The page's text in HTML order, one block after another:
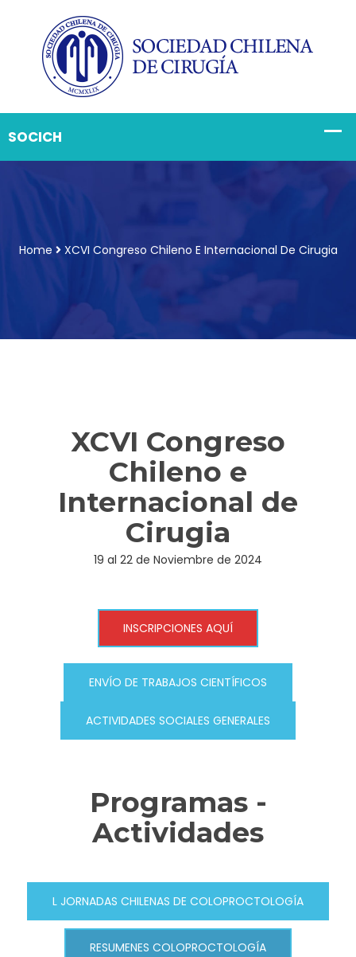
Home XCVI Congreso Chileno E Internacional De Cirugia
XCVI Congreso
Chileno e
Internacional de
Cirugia
19 al 22 de Noviembre de 2024
INSCRIPCIONES AQUÍ
ENVÍO DE TRABAJOS CIENTÍFICOS
ACTIVIDADES SOCIALES GENERALES
Programas -
Actividades
L JORNADAS CHILENAS DE COLOPROCTOLOGÍA
RESUMENES COLOPROCTOLOGÍA